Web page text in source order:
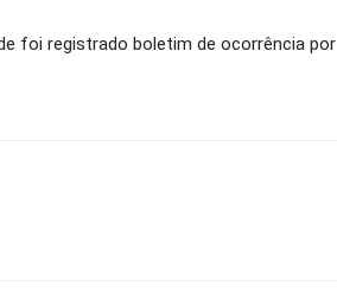
foi registrado boletim de ocorrência por